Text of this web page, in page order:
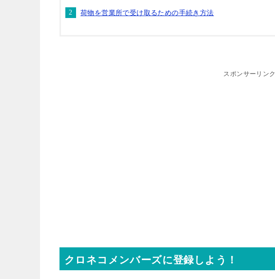
荷物を営業所で受け取るための手続き方法
スポンサーリンク
クロネコメンバーズに登録しよう！